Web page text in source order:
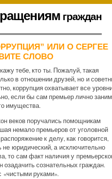
граждан
ИЛИ О СЕРГЕЕ
СЛОВО
тебе, кто ты. Пожалуй, такая
в отношении друзей, но и
коррупция охватывает все
если бы сам премьер лично
имущества.
веков поручались помощникам
немало премьеров от уголовной
к делу, как говорится,
юридический, а исключительно
то сам факт наличия у
озадачить сознательных граждан.
«чистыми руками».